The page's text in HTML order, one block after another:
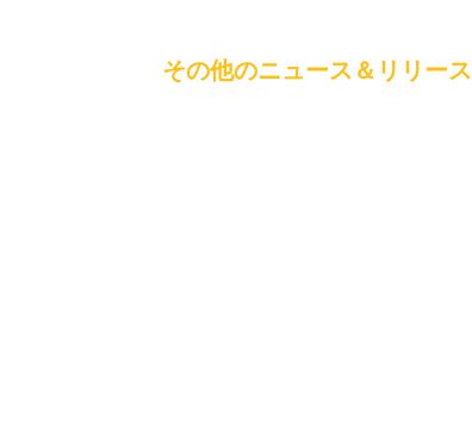
その他のニュース＆リリース